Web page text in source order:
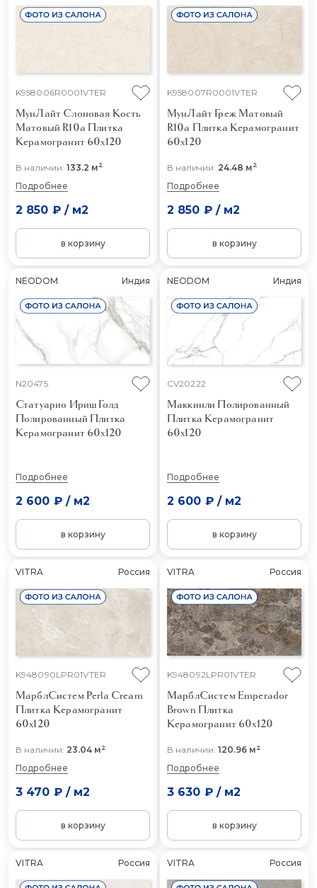
K958006R0001VTER
МунЛайт Слоновая Кость
Матовый R10a Плитка
Керамогранит 60x120
В наличии: 133.2 м2
Подробнее
2 850 ₽/ м2
в корзину
K958007R0001VTER
МунЛайт Греж Матовый
R10a Плитка Керамогранит
60x120
В наличии: 24.48 м2
Подробнее
2 850 ₽/ м2
в корзину
NEODOM Индия
N20475
Статуарио Ириш Голд
Полированный Плитка
Керамогранит 60x120
Подробнее
2 600 ₽/ м2
в корзину
NEODOM Индия
CV20222
Маккинли Полированный
Плитка Керамогранит
60x120
Подробнее
2 600 ₽/ м2
в корзину
VITRA Россия
K948090LPR01VTER
МарблСистем Perla Cream
Плитка Керамогранит
60x120
В наличии: 23.04 м2
Подробнее
3 470 ₽/ м2
в корзину
VITRA Россия
K948092LPR01VTER
МарблСистем Emperador
Brown Плитка
Керамогранит 60x120
В наличии: 120.96 м2
Подробнее
3 630 ₽/ м2
в корзину
VITRA Россия VITRA Россия